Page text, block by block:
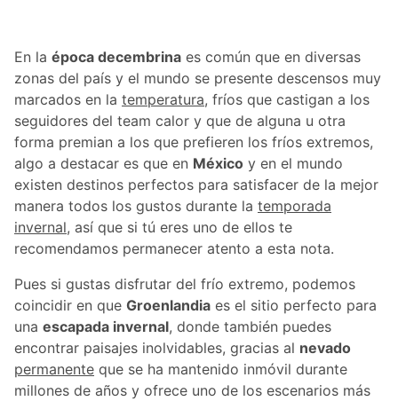
En la época decembrina es común que en diversas
zonas del país y el mundo se presente descensos muy
marcados en la temperatura, fríos que castigan a los
seguidores del team calor y que de alguna u otra
forma premian a los que prefieren los fríos extremos,
algo a destacar es que en México y en el mundo
existen destinos perfectos para satisfacer de la mejor
manera todos los gustos durante la temporada
invernal, así que si tú eres uno de ellos te
recomendamos permanecer atento a esta nota.
Pues si gustas disfrutar del frío extremo, podemos
coincidir en que Groenlandia es el sitio perfecto para
una escapada invernal, donde también puedes
encontrar paisajes inolvidables, gracias al nevado
permanente que se ha mantenido inmóvil durante
millones de años y ofrece uno de los escenarios más